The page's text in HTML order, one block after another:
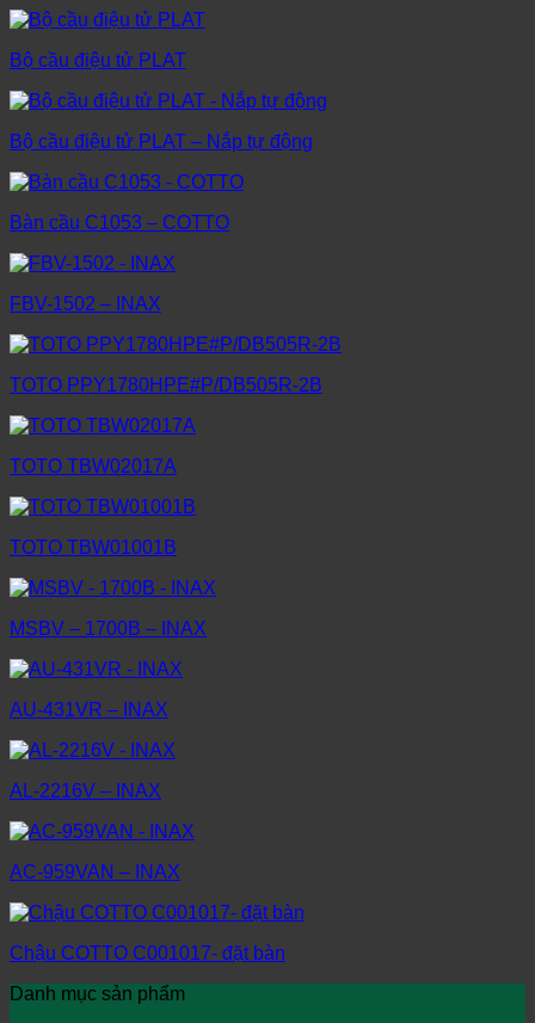
Bộ cầu điệu tử PLAT
Bộ cầu điệu tử PLAT – Nắp tự động
Bàn cầu C1053 – COTTO
FBV-1502 – INAX
TOTO PPY1780HPE#P/DB505R-2B
TOTO TBW02017A
TOTO TBW01001B
MSBV – 1700B – INAX
AU-431VR – INAX
AL-2216V – INAX
AC-959VAN – INAX
Chậu COTTO C001017- đặt bàn
Danh mục sản phẩm